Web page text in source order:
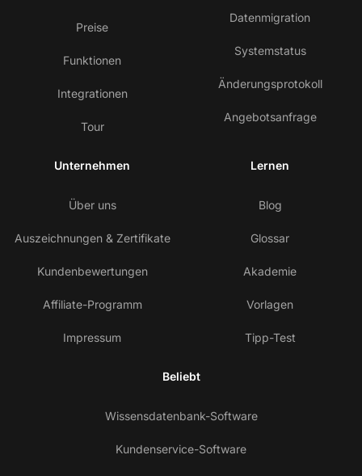
Preise
Funktionen
Integrationen
Tour
Datenmigration
Systemstatus
Änderungsprotokoll
Angebotsanfrage
Unternehmen
Über uns
Auszeichnungen & Zertifikate
Kundenbewertungen
Affiliate-Programm
Impressum
Lernen
Blog
Glossar
Akademie
Vorlagen
Tipp-Test
Beliebt
Wissensdatenbank-Software
Kundenservice-Software